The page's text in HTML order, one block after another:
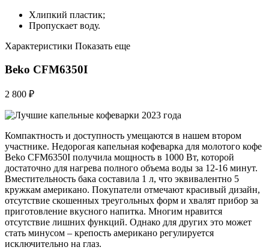
Хлипкий пластик;
Пропускает воду.
Характеристики Показать еще
Beko CFM6350I
2 800 ₽
Компактность и доступность умещаются в нашем втором
участнике. Недорогая капельная кофеварка для молотого кофе
Beko CFM6350I получила мощность в 1000 Вт, которой
достаточно для нагрева полного объема воды за 12-16 минут.
Вместительность бака составила 1 л, что эквивалентно 5
кружкам американо. Покупатели отмечают красивый дизайн,
отсутствие скошенных треугольных форм и хвалят прибор за
приготовление вкусного напитка. Многим нравится
отсутствие лишних функций. Однако для других это может
стать минусом – крепость американо регулируется
исключительно на глаз.